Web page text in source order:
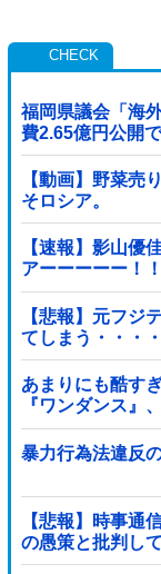
福岡県議会「海
費2.65億円公開
【動画】野菜売
そロシア。
【速報】影山優
アーーーーー！！
【悲報】元フジ
てしまう・・・・
あまりにも酷す
『ワンダンス』
結果・・・ｗｗ
暴力行為法違反
【悲報】時事通
の愚策と批判し
りあり！『参政